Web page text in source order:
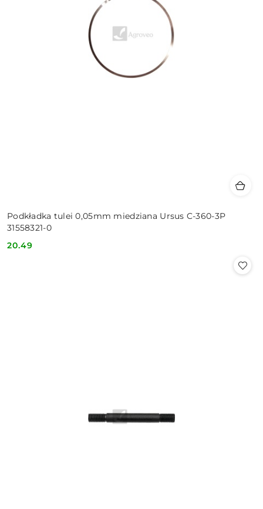
Podkładka tulei 0,05mm miedziana Ursus C-360-3P
31558321-0
Cena:
20.49